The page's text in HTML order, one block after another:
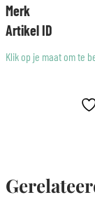
Merk
Artikel ID
Klik op je maat om te